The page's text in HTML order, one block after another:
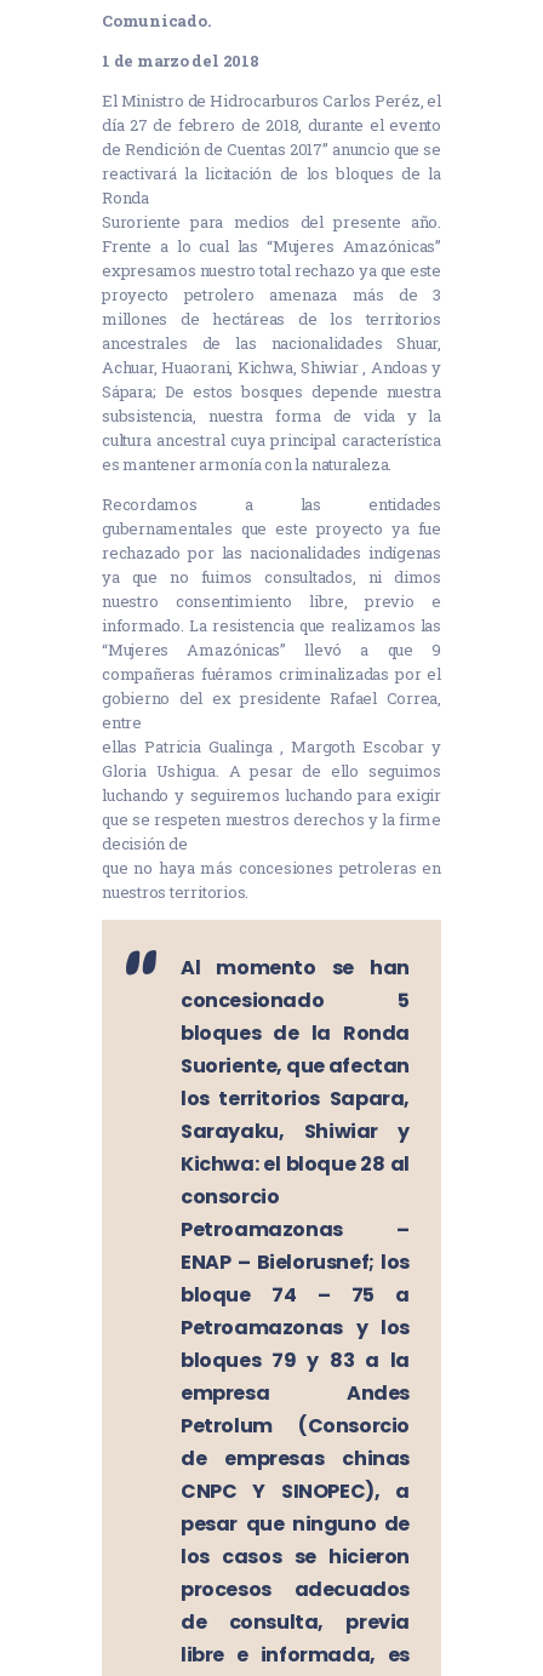
Comunicado.
1 de marzo del 2018
El Ministro de Hidrocarburos Carlos Peréz, el
día 27 de febrero de 2018, durante el evento
de Rendición de Cuentas 2017” anuncio que se
reactivará la licitación de los bloques de la
Ronda
Suroriente para medios del presente año.
Frente a lo cual las “Mujeres Amazónicas”
expresamos nuestro total rechazo ya que este
proyecto petrolero amenaza más de 3
millones de hectáreas de los territorios
ancestrales de las nacionalidades Shuar,
Achuar, Huaorani, Kichwa, Shiwiar , Andoas y
Sápara; De estos bosques depende nuestra
subsistencia, nuestra forma de vida y la
cultura ancestral cuya principal característica
es mantener armonía con la naturaleza.
Recordamos a las entidades
gubernamentales que este proyecto ya fue
rechazado por las nacionalidades indígenas
ya que no fuimos consultados, ni dimos
nuestro consentimiento libre, previo e
informado. La resistencia que realizamos las
“Mujeres Amazónicas” llevó a que 9
compañeras fuéramos criminalizadas por el
gobierno del ex presidente Rafael Correa,
entre
ellas Patricia Gualinga , Margoth Escobar y
Gloria Ushigua. A pesar de ello seguimos
luchando y seguiremos luchando para exigir
que se respeten nuestros derechos y la firme
decisión de
que no haya más concesiones petroleras en
nuestros territorios.
Al momento se han
concesionado 5
bloques de la Ronda
Suoriente, que afectan
los territorios Sapara,
Sarayaku, Shiwiar y
Kichwa: el bloque 28 al
consorcio
Petroamazonas –
ENAP – Bielorusnef; los
bloque 74 – 75 a
Petroamazonas y los
bloques 79 y 83 a la
empresa Andes
Petrolum (Consorcio
de empresas chinas
CNPC Y SINOPEC), a
pesar que ninguno de
los casos se hicieron
procesos adecuados
de consulta, previa
libre e informada, es